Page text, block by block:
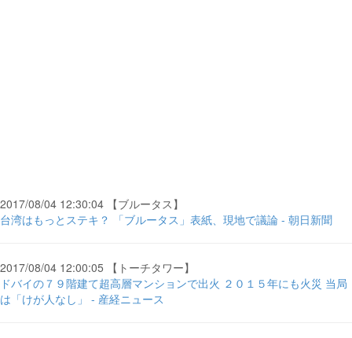
2017/08/04 12:30:04 【ブルータス】
台湾はもっとステキ？ 「ブルータス」表紙、現地で議論 - 朝日新聞
2017/08/04 12:00:05 【トーチタワー】
ドバイの７９階建て超高層マンションで出火 ２０１５年にも火災 当局
は「けが人なし」 - 産経ニュース